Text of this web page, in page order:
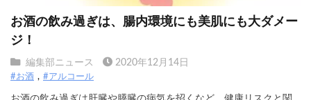
お酒の飲み過ぎは、腸内環境にも美肌にも大ダメー
ジ！
編集部ニュース 2020年12月14日
#お酒 #アルコール